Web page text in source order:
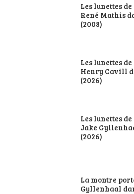
Les lunettes
René Mathis
(2008)
Les lunettes
Henry Cavill
(2026)
Les lunettes
Jake
(2026)
La montre
Gyllenhaal